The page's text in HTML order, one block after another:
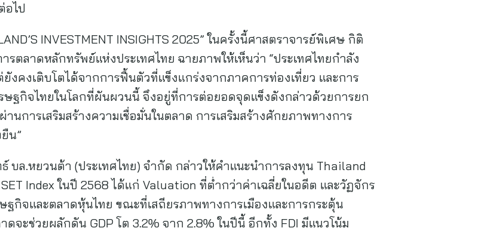
อไป
INVESTMENT INSIGHTS 2025” ในครั้งนี้ศาสตราจารย์พิเศษ กิติ
ตลาดหลักทรัพย์แห่งประเทศไทย ฉายภาพให้เห็นว่า “ประเทศไทยกำลัง
คงเติบโตได้จากการฟื้นตัวที่แข็งแกร่งจากภาคการท่องเที่ยว และการ
ษฐกิจไทยในโลกที่ผันผวนนี้ จึงอยู่ที่การต่อยอดจุดแข็งดังกล่าวด้วยการยก
การเสริมสร้างความเชื่อมั่นในตลาด การเสริมสร้างศักยภาพทางการ
น”
ล.หยวนต้า (ประเทศไทย) จำกัด กล่าวให้คำแนะนำการลงทุน Thailand
Index ในปี 2568 ได้แก่ Valuation ที่ต่ำกว่าค่าเฉลี่ยในอดีต และวัฏจักร
ฐกิจและตลาดหุ้นไทย ขณะที่เสถียรภาพทางการเมืองและการกระตุ้น
จะช่วยผลักดัน GDP โต 3.2% จาก 2.8% ในปีนี้ อีกทั้ง FDI มีแนวโน้ม